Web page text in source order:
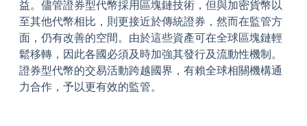
益。儘管證券型代幣採用區塊鏈技術，但與加密貨幣以
至其他代幣相比，則更接近於傳統證券，然而在監管方
面，仍有改善的空間。由於這些資產可在全球區塊鏈輕
鬆移轉，因此各國必須及時加強其發行及流動性機制。
證券型代幣的交易活動跨越國界，有賴全球相關機構通
力合作，予以更有效的監管。